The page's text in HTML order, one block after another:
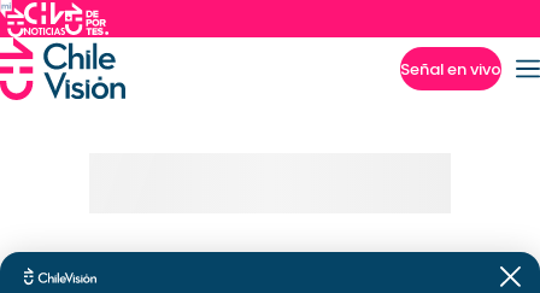
Señal en vivo